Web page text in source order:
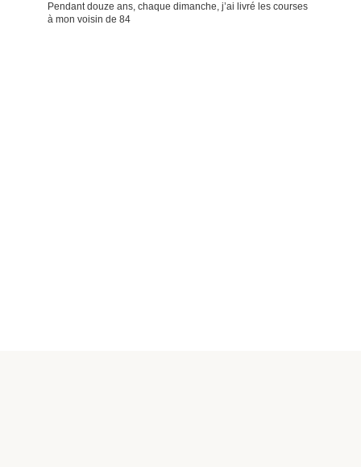
Pendant douze ans, chaque dimanche, j’ai livré les courses
à mon voisin de 84